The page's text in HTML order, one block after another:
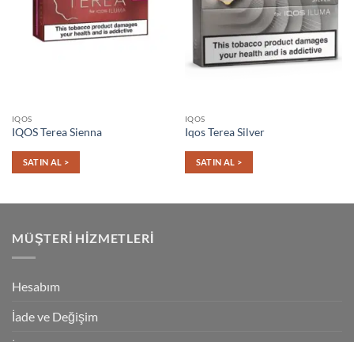
IQOS
IQOS Terea Sienna
SATIN AL >
IQOS
Iqos Terea Silver
SATIN AL >
MÜŞTERI HIZMETLERI
Hesabım
İade ve Değişim